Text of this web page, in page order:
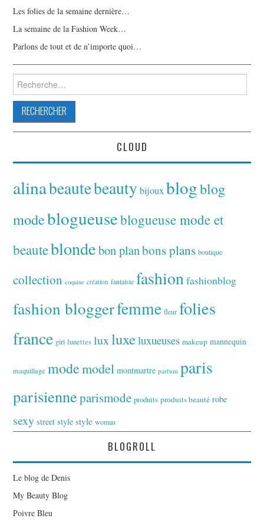
Les folies de la semaine dernière…
La semaine de la Fashion Week…
Parlons de tout et de n’importe quoi…
Rechercher :
CLOUD
alinabeautebeauty bijoux blogblog
modeblogueuseblogueuse mode et
beauteblondebon planbons plans boutique
collection coquine création fantaisie fashionfashionblog
fashion bloggerfemme fleur folies
france girl lunettes luxluxeluxueuses makeup mannequin
maquillage modemodel montmartre parfum paris
parisienneparismode produits produits beauté robe
sexy street style style woman
BLOGROLL
Le blog de Denis
My Beauty Blog
Poivre Bleu